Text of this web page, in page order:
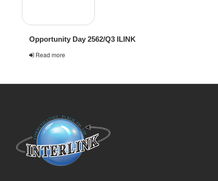
Opportunity Day 2562/Q3 ILINK
Read more